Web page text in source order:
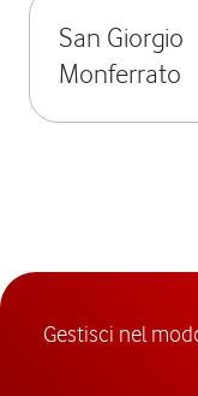
San Giorgio
Monferrato
Gestisci nel